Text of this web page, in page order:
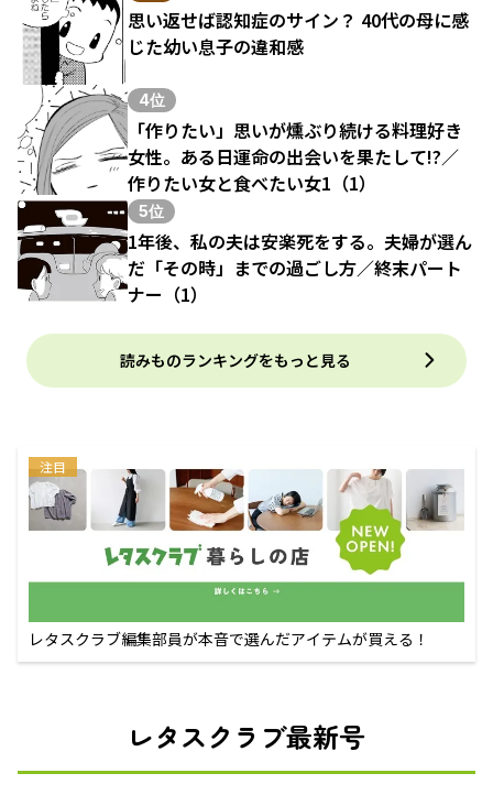
思い返せば認知症のサイン？ 40代の母に感
じた幼い息子の違和感
4位
「作りたい」思いが燻ぶり続ける料理好き
女性。ある日運命の出会いを果たして!?／
作りたい女と食べたい女1（1）
5位
1年後、私の夫は安楽死をする。夫婦が選ん
だ「その時」までの過ごし方／終末パート
ナー（1）
読みものランキングをもっと見る
注目
レタスクラブ編集部員が本音で選んだアイテムが買える！
レタスクラブ最新号